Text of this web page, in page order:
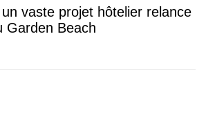
vaste projet hôtelier relance
Garden Beach